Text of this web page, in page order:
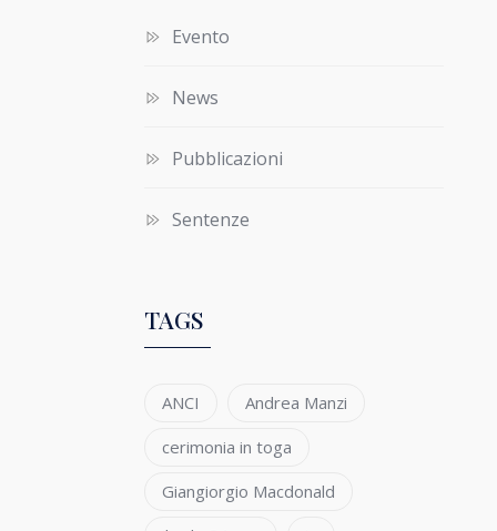
Evento
News
Pubblicazioni
Sentenze
TAGS
ANCI
Andrea Manzi
cerimonia in toga
Giangiorgio Macdonald